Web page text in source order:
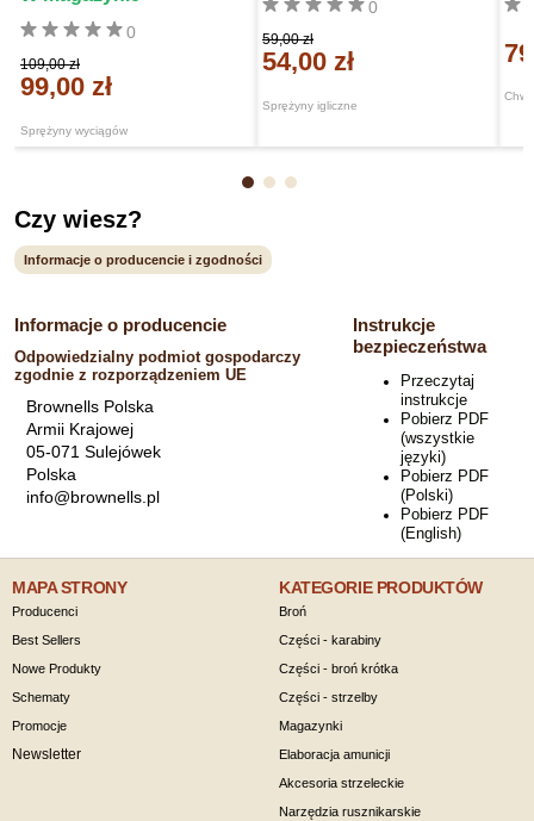
Sprężyny wyciągów
0
109,00 zł
99,00 zł
Sprężyny igliczne
0
59,00 zł
54,00 zł
Czy wiesz?
Informacje o producencie i zgodności
Informacje o producencie
Odpowiedzialny podmiot gospodarczy
zgodnie z rozporządzeniem UE
Brownells Polska
Armii Krajowej
05-071 Sulejówek
Polska
info@brownells.pl
Instrukcje
bezpieczeństwa
Przeczytaj
instrukcje
Pobierz PDF
(wszystkie
języki)
Pobierz PDF
(Polski)
Pobierz PDF
(English)
MAPA STRONY
Producenci
Best Sellers
Nowe Produkty
Schematy
Promocje
Newsletter
KATEGORIE PRODUKTÓW
Broń
Części - karabiny
Części - broń krótka
Części - strzelby
Magazynki
Elaboracja amunicji
Akcesoria strzeleckie
Narzędzia rusznikarskie